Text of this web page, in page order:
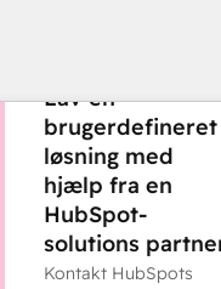
Lav en
brugerdefineret
løsning med
hjælp fra en
HubSpot-
solutions
Kontakt HubSpots